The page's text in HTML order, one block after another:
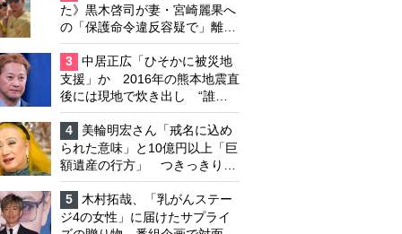
た》黒木啓司が妻・宮崎麗果へ
の「保護命令違反容疑で」離婚
協議は「第二ステージ」へ
3
中居正広「ひそかに被災地
支援」か 2016年の熊本地震直
後には現地で炊き出し “誰に
も知られなくて良い”と、むし
ろ強まる福祉活動への思い
4
美輪明宏さん「戒名に込め
られた意味」と10億円以上「巨
額遺産の行方」 つきっきりで
私生活をサポートしていた元俳
優が相続か
5
木村拓哉、「乳がんステー
ジ4の女性」に届けたサプライ